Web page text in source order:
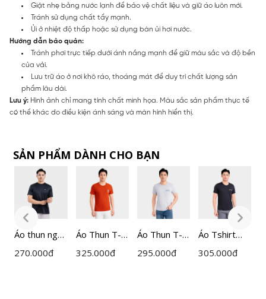
Giặt nhẹ bằng nước lạnh để bảo vệ chất liệu và giữ áo luôn mới.
Tránh sử dụng chất tẩy mạnh.
Ủi ở nhiệt độ thấp hoặc sử dụng bàn ủi hơi nước.
Hướng dẫn bảo quản:
Tránh phơi trực tiếp dưới ánh nắng mạnh để giữ màu sắc và độ bền
của vải.
Lưu trữ áo ở nơi khô ráo, thoáng mát để duy trì chất lượng sản
phẩm lâu dài.
Lưu ý: Hình ảnh chỉ mang tính chất minh họa. Màu sắc sản phẩm thực tế
có thể khác do điều kiện ánh sáng và màn hình hiển thị.
SẢN PHẨM DÀNH CHO BẠN
Áo thun ngắn
tay nam
270.000đ
Áo Thun T-
shirt Nam
325.000đ
Áo Thun T-
shirt Nam
295.000đ
Áo Tshirt
ngắn tay
305.000đ